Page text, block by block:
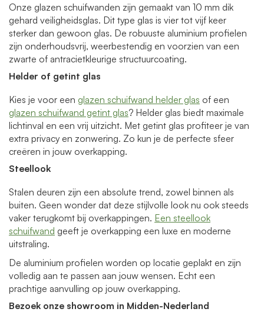
Onze glazen schuifwanden zijn gemaakt van 10 mm dik
gehard veiligheidsglas. Dit type glas is vier tot vijf keer
sterker dan gewoon glas. De robuuste aluminium profielen
zijn onderhoudsvrij, weerbestendig en voorzien van een
zwarte of antracietkleurige structuurcoating.
Helder of getint glas
Kies je voor een glazen schuifwand helder glas of een
glazen schuifwand getint glas? Helder glas biedt maximale
lichtinval en een vrij uitzicht. Met getint glas profiteer je van
extra privacy en zonwering. Zo kun je de perfecte sfeer
creëren in jouw overkapping.
Steellook
Stalen deuren zijn een absolute trend, zowel binnen als
buiten. Geen wonder dat deze stijlvolle look nu ook steeds
vaker terugkomt bij overkappingen. Een steellook
schuifwand geeft je overkapping een luxe en moderne
uitstraling.
De aluminium profielen worden op locatie geplakt en zijn
volledig aan te passen aan jouw wensen. Echt een
prachtige aanvulling op jouw overkapping.
Bezoek onze showroom in Midden-Nederland